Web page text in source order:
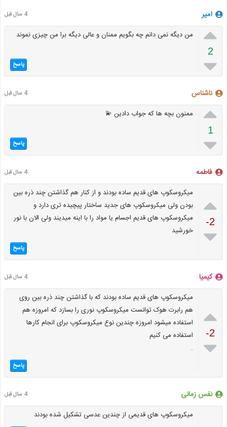
امیر 4 سال قبل

2

من دیگه نمی دانم چه بگویم ممنان و عالی دیگه برا من چیزی نموند
پاسخ
ناشناس 4 سال قبل

1

ممنون بچه ها که جواب دادین 💫
پاسخ
فاطمه 4 سال قبل

-2

میکروسکوپ های قدیم ساده بودند و از کنار هم گذاشتن چند ذره بین
بودن ولی میکروسکوپ های جدید ساختار پیچیده تری دارد و
میکروسکوپ های قدیم اجسام یا مواد را با اینه میدیند ولی الان با نور
خورشید
پاسخ
کیمیا 4 سال قبل

-2

میکروسکوپ های قدیم ساده بودند که با گذاشتن چند ذره بین روی
هم رابرت هوک توانست میکروسکوپ نوری را بسازد که امروزه هم
استفاده میشود امروزه چندین نوع میکروسکوپ برای انجام کارها
استفاده می کنیم
.
پاسخ
نفس زمانی 4 سال قبل
میکروسکوپ های قدیمی از چندین عدسی تشکیل شده بودند